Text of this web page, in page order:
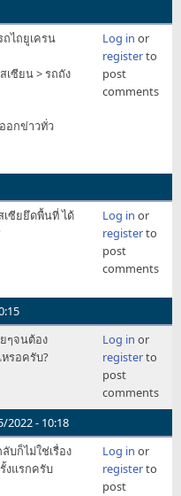
ถไถยูเครน
เซียน > รถถัง
อกข่าวทั่ว
Log in or
registerto
post
comments
ซียยึดพื้นที่ ได้
Log in or
registerto
post
comments
ๆจนต้อง
รอครับ?
Log in or
registerto
post
comments
2022 - 10:18
บก็ไม่ใช่เรื่อง
งแรกครับ
Log in or
registerto
post